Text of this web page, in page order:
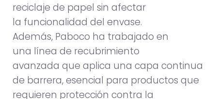
reciclaje de papel sin afectar
la funcionalidad del envase.
Además, Paboco ha trabajado en
una línea de recubrimiento
avanzada que aplica una capa continua
de barrera, esencial para productos que
requieren protección contra la